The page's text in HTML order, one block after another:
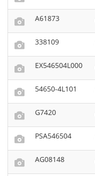
A61873
338109
EX546504L000
54650-4L101
G7420
PSA546504
AG08148